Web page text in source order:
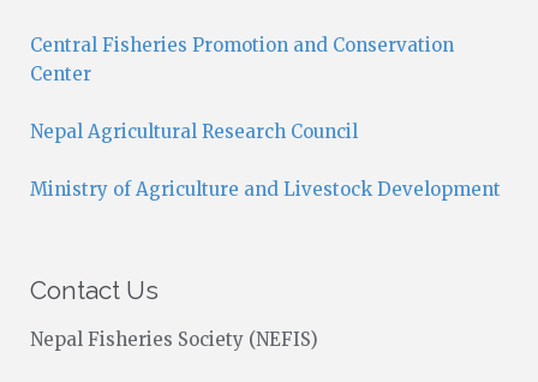
Central Fisheries Promotion and Conservation
Center
Nepal Agricultural Research Council
Ministry of Agriculture and Livestock Development
Contact Us
Nepal Fisheries Society (NEFIS)